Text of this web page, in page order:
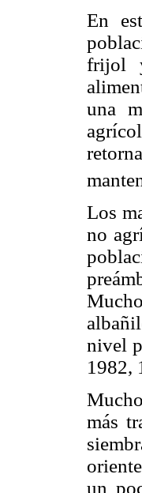
En
frijol
una
Los
no
nivel
1982,
más
un